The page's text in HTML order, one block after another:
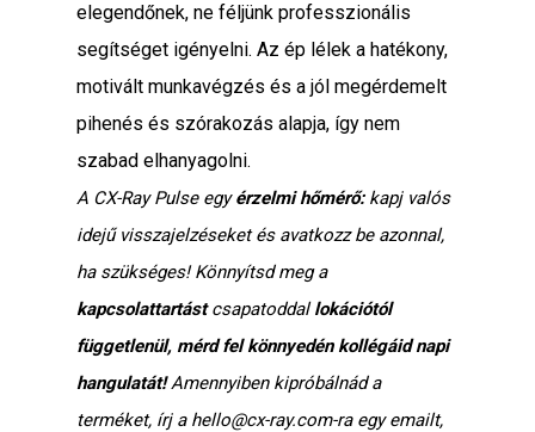
elegendőnek, ne féljünk professzionális
segítséget igényelni. Az ép lélek a hatékony,
motivált munkavégzés és a jól megérdemelt
pihenés és szórakozás alapja, így nem
szabad elhanyagolni.
A CX-Ray Pulse egyérzelmi hőmérő: kapj valós
idejű visszajelzéseket és avatkozz be azonnal,
ha szükséges! Könnyítsd meg a
kapcsolattartástcsapatoddallokációtól
függetlenül, mérd fel könnyedén kollégáid napi
hangulatát!Amennyiben kipróbálnád a
terméket, írj a hello@cx-ray.com-ra egy emailt,